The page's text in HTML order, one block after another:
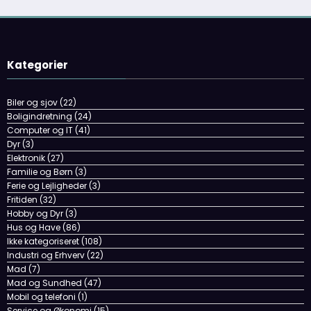
Ikke kategoriseret
Industri og Erhverv(22)
Mad og Sundhed(47)
Mobil og telefoni(1)
Service og Økonomi(15)
Sport og friluftsliv(380)
Tøj og mode(10)
Uddannelse & Ledelse(18)
Webhosting og IT(7)
Forside Kontakt
Om Arnii.dk
Newscrunch - Magazine & Blog
SpiceThemes